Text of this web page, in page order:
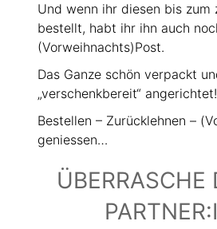
Und wenn ihr diesen bis zum
bestellt, habt ihr ihn auch
(Vorweihnachts)Post.
Das Ganze schön verpackt
„verschenkbereit“ angerichtet!
Bestellen – Zurücklehnen –
geniessen…
ÜBERRASCHE